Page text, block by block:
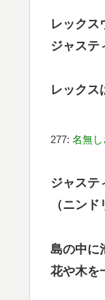
レックス
ジャステ
レックス
277: 名無し
ジャステ
（ニン
島の中に
花や木を